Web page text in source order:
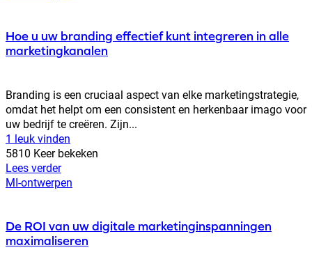
Hoe u uw branding effectief kunt integreren in alle
marketingkanalen
Branding is een cruciaal aspect van elke marketingstrategie,
omdat het helpt om een consistent en herkenbaar imago voor
uw bedrijf te creëren. Zijn...
1 leuk vinden
5810 Keer bekeken
Lees verder
MI-ontwerpen
De ROI van uw digitale marketinginspanningen
maximaliseren